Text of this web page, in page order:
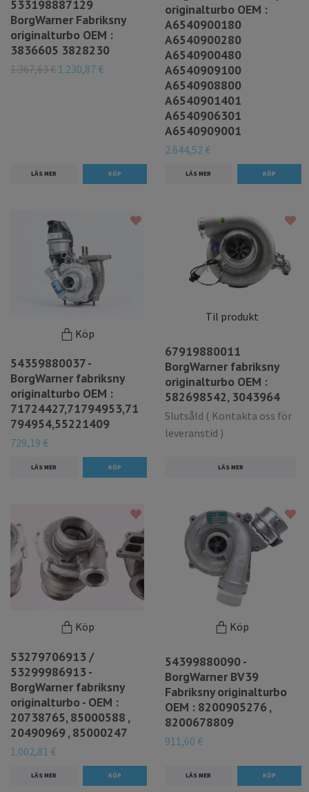
533198887129
BorgWarner Fabriksny
originalturbo OEM :
3836605 3828230
1.367,63 € 1.230,87 €
LÄS MER
originalturbo OEM :
A6540900180
A6540900280
A6540900480
A6540909100
A6540908800
A6540901401
A6540906301
A6540909001
2.644,52 €
LÄS MER
Köp
54359880037 -
BorgWarner fabriksny
originalturbo OEM :
71724427,71794953,71
794954,55221409
729,19 €
LÄS MER
Til produkt
67919880011
BorgWarner fabriksny
originalturbo OEM :
582698542, 3043964
Slutsåld ( Kontakta oss för
leveranstid )
LÄS MER
Köp
53279706913 /
53299986913 -
BorgWarner fabriksny
originalturbo - OEM :
20738765, 85000588 ,
20490969 , 85000247
1.002,81 €
LÄS MER
Köp
54399880090 -
BorgWarner BV39
Fabriksny originalturbo
OEM : 8200905276 ,
8200678809
911,60 €
LÄS MER